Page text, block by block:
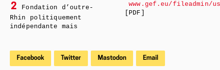
2
Fondation d’outre-
Rhin politiquement
indépendante mais
www.gef.eu/fileadmin/
[PDF]
Facebook Twitter Mastodon Email